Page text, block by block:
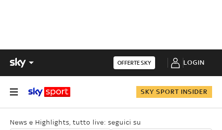
OFFERTE SKY LOGIN
SKY SPORT INSIDER
News e Highlights, tutto live: seguici su